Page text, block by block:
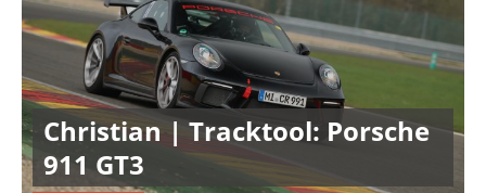
Christian | Tracktool: Porsche
911 GT3